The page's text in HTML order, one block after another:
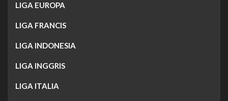
LIGA EUROPA
LIGA FRANCIS
LIGA INDONESIA
LIGA INGGRIS
LIGA ITALIA